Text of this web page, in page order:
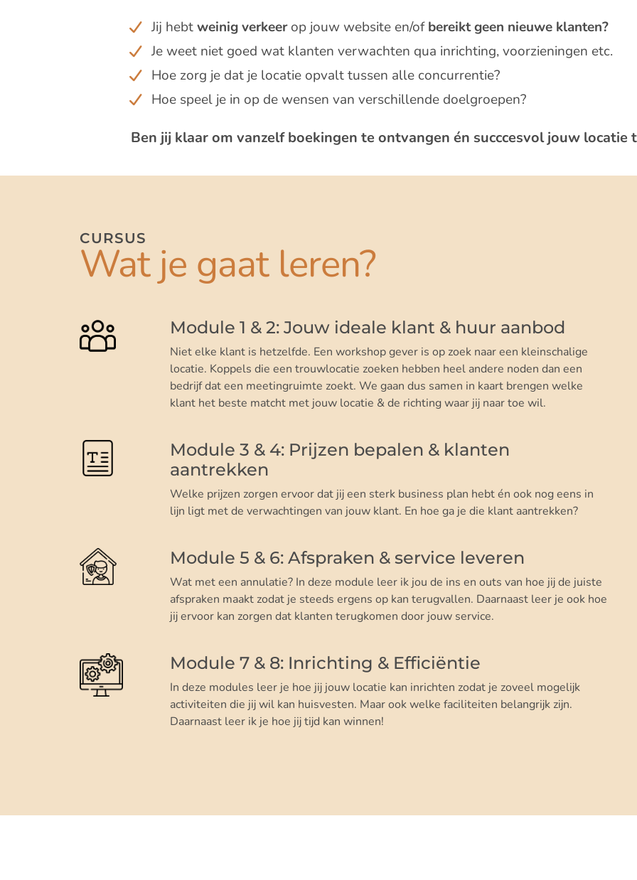
Jij hebtweinig verkeerop jouw website en/ofbereikt geen nieuwe klanten?
Je weet niet goed wat klanten verwachten qua inrichting, voorzieningen etc.
Hoe zorg je dat je locatie opvalt tussen alle concurrentie?
Hoe speel je in op de wensen van verschillende doelgroepen?
Ben jij klaar om vanzelf boekingen te ontvangen én succcesvol jouw locatie
CURSUS
Wat je gaat leren?
Module 1 & 2: Jouw ideale klant & huur aanbod
Niet elke klant is hetzelfde. Een workshop gever is op zoek naar een kleinschalige
locatie. Koppels die een trouwlocatie zoeken hebben heel andere noden dan een
bedrijf dat een meetingruimte zoekt. We gaan dus samen in kaart brengen welke
klant het beste matcht met jouw locatie & de richting waar jij naar toe wil.
Module 3 & 4: Prijzen bepalen & klanten
aantrekken
Welke prijzen zorgen ervoor dat jij een sterk business plan hebt én ook nog eens in
lijn ligt met de verwachtingen van jouw klant. En hoe ga je die klant aantrekken?
Module 5 & 6: Afspraken & service leveren
Wat met een annulatie? In deze module leer ik jou de ins en outs van hoe jij de juiste
afspraken maakt zodat je steeds ergens op kan terugvallen. Daarnaast leer je ook hoe
jij ervoor kan zorgen dat klanten terugkomen door jouw service.
Module 7 & 8: Inrichting & Efficiëntie
In deze modules leer je hoe jij jouw locatie kan inrichten zodat je zoveel mogelijk
activiteiten die jij wil kan huisvesten. Maar ook welke faciliteiten belangrijk zijn.
Daarnaast leer ik je hoe jij tijd kan winnen!